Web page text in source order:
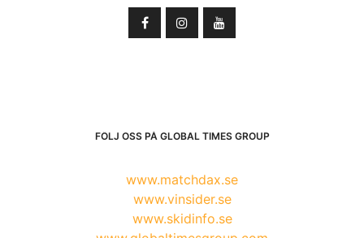
FÖLJ OSS PÅ GLOBAL TIMES GROUP
www.matchdax.se
www.vinsider.se
www.skidinfo.se